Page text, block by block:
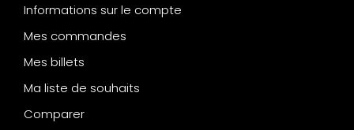
Informations sur le compte
Mes commandes
Mes billets
Ma liste de souhaits
Comparer